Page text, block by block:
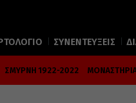
ΣΥΝΕΝΤΕΥΞΕΙΣ
ΣΜΥΡΝΗ 1922-2022